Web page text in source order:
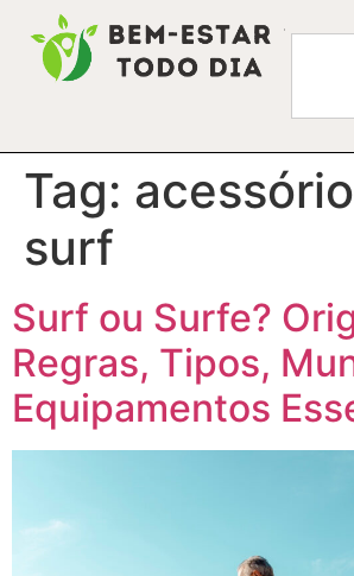
Tag:
surf
Surf ou Surfe?
Regras, Tipos,
Equipamentos